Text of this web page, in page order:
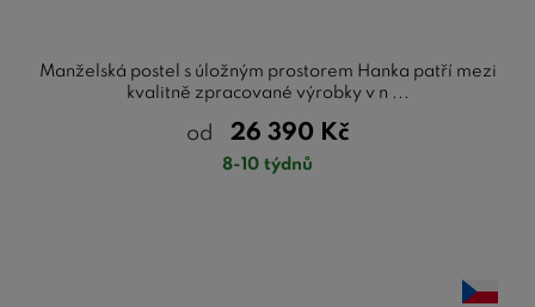
Manželská postel s úložným prostorem Hanka patří mezi
kvalitně zpracované výrobky v n ...
od 26 390 Kč
8-10 týdnů